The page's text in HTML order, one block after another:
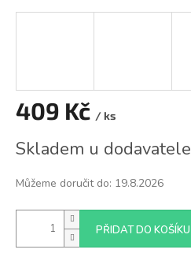
409 Kč / ks
cena:
Skladem u dodavatele
Můžeme doručit do: 19.8.2026
PŘIDAT DO KOŠÍKU